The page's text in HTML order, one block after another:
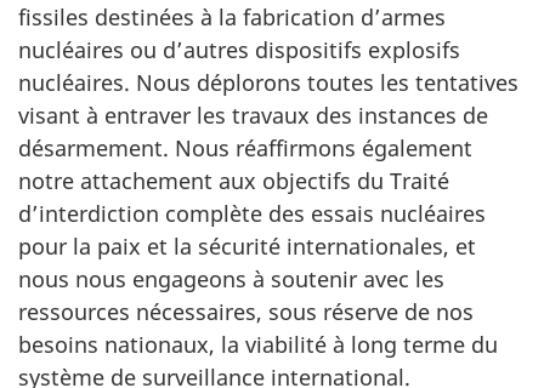
fissiles destinées à la fabrication d’armes
nucléaires ou d’autres dispositifs explosifs
nucléaires. Nous déplorons toutes les tentatives
visant à entraver les travaux des instances de
désarmement. Nous réaffirmons également
notre attachement aux objectifs du Traité
d’interdiction complète des essais nucléaires
pour la paix et la sécurité internationales, et
nous nous engageons à soutenir avec les
ressources nécessaires, sous réserve de nos
besoins nationaux, la viabilité à long terme du
système de surveillance international.